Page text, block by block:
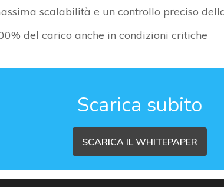
scalabilità e un controllo preciso
del carico anche in condizioni critiche
Scarica subito
SCARICA IL WHITEPAPER